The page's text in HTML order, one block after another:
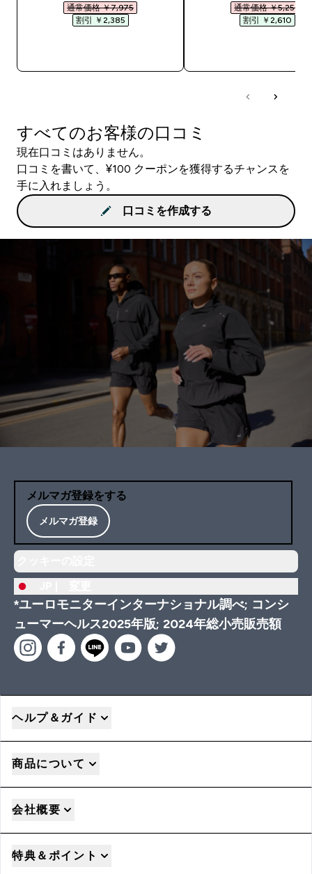
通常価格 ￥7,975‎
割引 ￥2,385‎
通常価格 ￥5,250‎
割引 ￥2,610‎
すべてのお客様の口コミ
現在口コミはありません。
口コミを書いて、¥100 クーポンを獲得するチャンスを
手に入れましょう。
口コミを作成する
メルマガ登録をする
メルマガ登録
*ユーロモニターインターナショナル調べ; コンシ
ューマーヘルス2025年版; 2024年総小売販売額
ヘルプ＆ガイド
商品について
会社概要
特典＆ポイント